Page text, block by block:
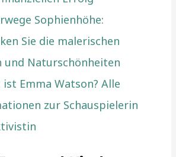
Sophienhöhe:
Sie die malerischen
und Naturschönheiten
Emma Watson? Alle
zur Schauspielerin